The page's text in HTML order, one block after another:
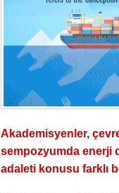
Akademisyenler,
sempozyumda enerji
adaleti konusu farklı